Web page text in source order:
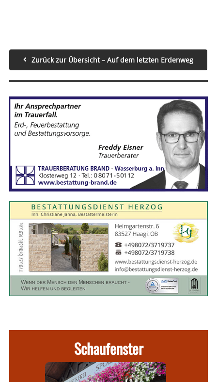
Zurück zur Übersicht – Auf dem letzten Erdenweg
Schaufenster